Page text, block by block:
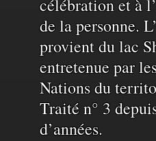
célébration et à
de la personne.
provient du lac
entretenue par
Nations du
Traité n° 3
d’années.